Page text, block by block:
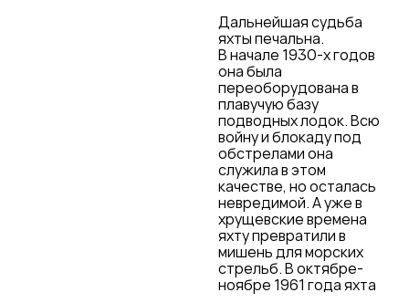
Дальнейшая судьба
яхты печальна.
В начале 1930-х годов
она была
переоборудована в
плавучую базу
подводных лодок. Всю
войну и блокаду под
обстрелами она
служила в этом
качестве, но осталась
невредимой. А уже в
хрущевские времена
яхту превратили в
мишень для морских
стрельб. В октябре-
ноябре 1961 года яхта